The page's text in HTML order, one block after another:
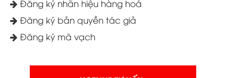
Đăng ký nhãn hiệu hàng hoá
Đăng ký bản quyền tác giả
Đăng ký mã vạch